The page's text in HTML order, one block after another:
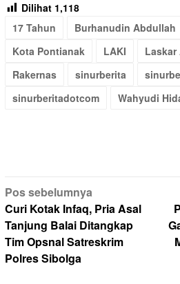
Dilihat 1,118
17 Tahun
Burhanudin Abdullah
Kota Pontianak
LAKI
Rakernas
sinurberita
sinurberitadotcom
Wahyudi
Navigasi
pos
Pos sebelumnya
Curi Kotak Infaq, Pria Asal
Tanjung Balai Ditangkap
Tim Opsnal Satreskrim
Polres Sibolga